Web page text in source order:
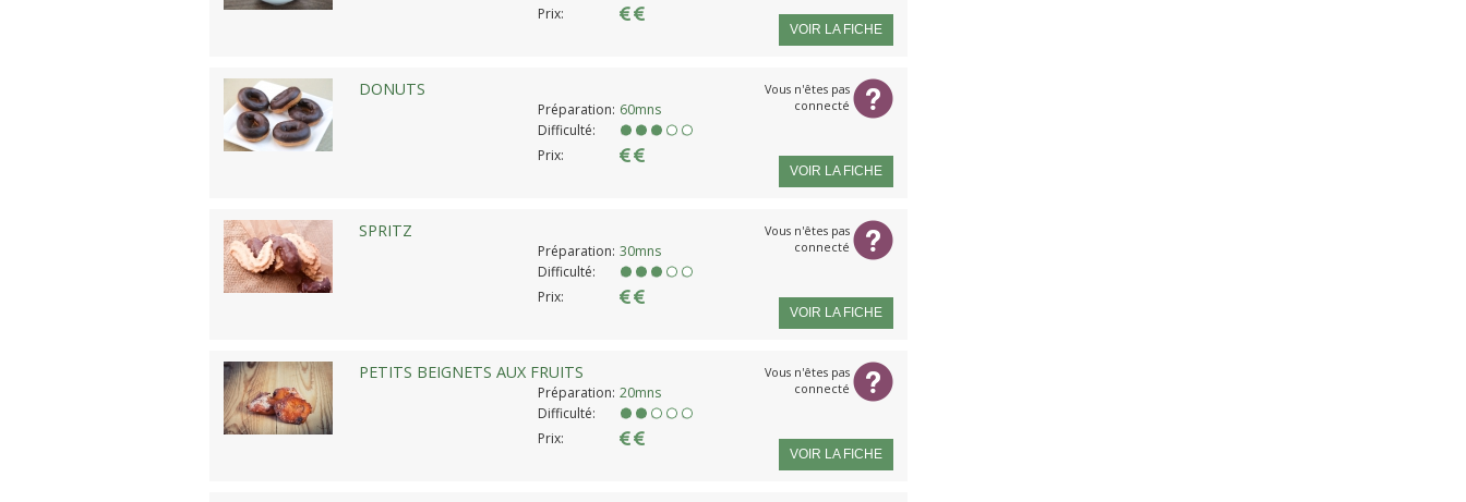
Prix:
VOIR LA FICHE
DONUTS
Préparation: 60mns
Difficulté:
Prix:
Vous n'êtes pas
connecté
VOIR LA FICHE
SPRITZ
Préparation: 30mns
Difficulté:
Prix:
Vous n'êtes pas
connecté
VOIR LA FICHE
PETITS BEIGNETS AUX FRUITS
Préparation: 20mns
Difficulté:
Prix:
Vous n'êtes pas
connecté
VOIR LA FICHE